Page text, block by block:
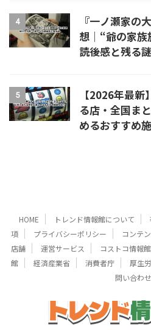
4
『一ノ瀬家の
想｜“爺の家
読後感と残る謎
5
【2026年最
る店・全国ま
めるおすすめ
HOME トレンド情報館について
項
プライバシーポリシー コンテ
店舗
運営サービス コストコ情報館
館
経済産業省 消費者庁 厚生
問い合わせ